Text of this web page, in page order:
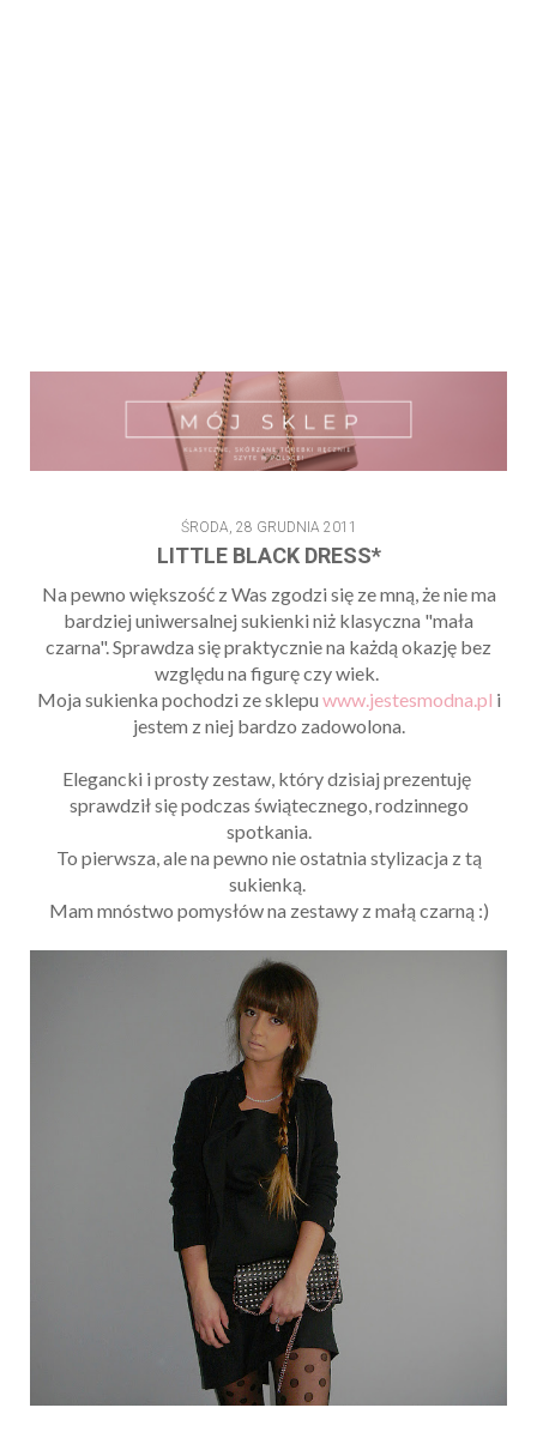
ŚRODA, 28 GRUDNIA 2011
LITTLE BLACK DRESS*
Na pewno większość z Was zgodzi się ze mną, że nie ma
bardziej uniwersalnej sukienki niż klasyczna "mała
czarna". Sprawdza się praktycznie na każdą okazję bez
względu na figurę czy wiek.
Moja sukienka pochodzi ze sklepu www.jestesmodna.pl i
jestem z niej bardzo zadowolona.
Elegancki i prosty zestaw, który dzisiaj prezentuję
sprawdził się podczas świątecznego, rodzinnego
spotkania.
To pierwsza, ale na pewno nie ostatnia stylizacja z tą
sukienką.
Mam mnóstwo pomysłów na zestawy z małą czarną :)